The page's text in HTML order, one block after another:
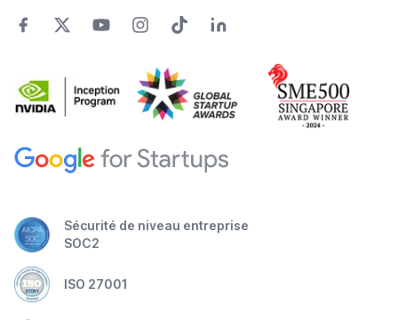
Sécurité de niveau entreprise
SOC2
ISO 27001